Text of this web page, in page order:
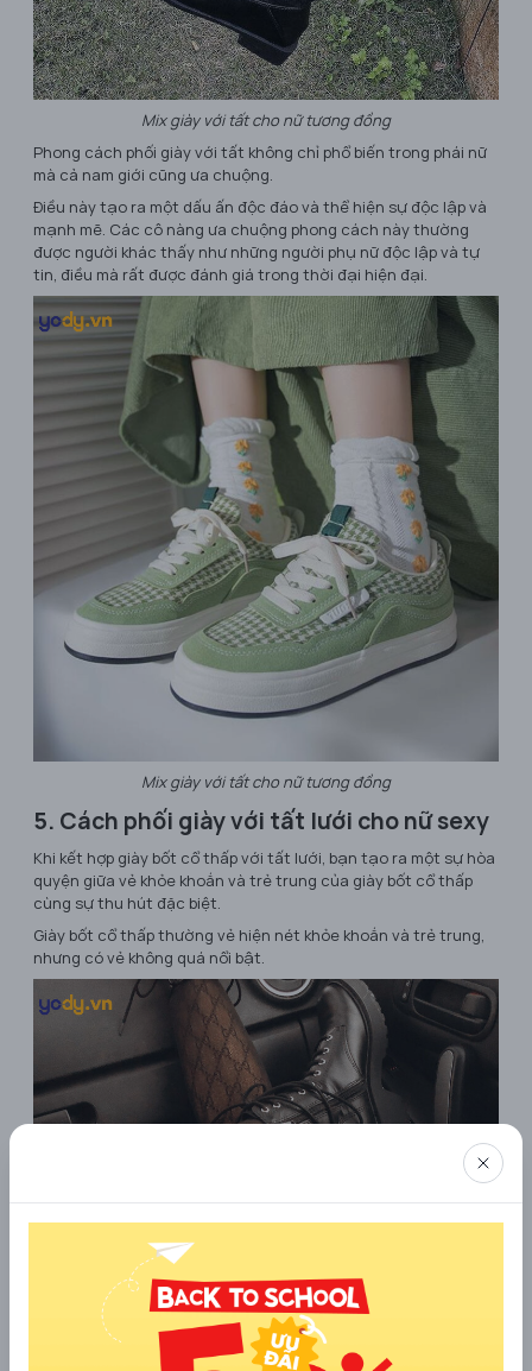
Mix giày với tất cho nữ tương đồng
Phong cách phối giày với tất không chỉ phổ biến trong phái nữ
mà cả nam giới cũng ưa chuộng.
Điều này tạo ra một dấu ấn độc đáo và thể hiện sự độc lập và
mạnh mẽ. Các cô nàng ưa chuộng phong cách này thường
được người khác thấy như những người phụ nữ độc lập và tự
tin, điều mà rất được đánh giá trong thời đại hiện đại.
Mix giày với tất cho nữ tương đồng
5. Cách phối giày với tất lưới cho nữ sexy
Khi kết hợp giày bốt cổ thấp với tất lưới, bạn tạo ra một sự hòa
quyện giữa vẻ khỏe khoắn và trẻ trung của giày bốt cổ thấp
cùng sự thu hút đặc biệt.
Giày bốt cổ thấp thường vẻ hiện nét khỏe khoắn và trẻ trung,
nhưng có vẻ không quá nổi bật.